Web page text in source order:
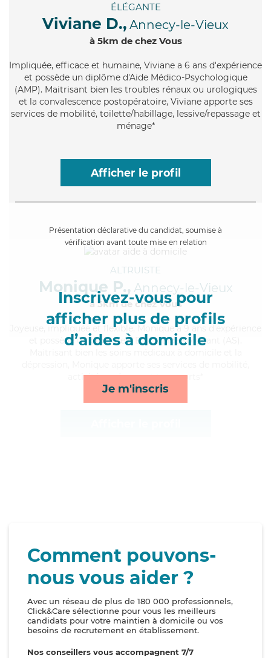
ÉLÉGANTE
Viviane D., Annecy-le-Vieux
à 5km de chez Vous
Impliquée, efficace et humaine, Viviane a 6 ans d'expérience
et possède un diplôme d'Aide Médico-Psychologique
(AMP). Maitrisant bien les troubles rénaux ou urologiques
et la convalescence postopératoire, Viviane apporte ses
services de mobilité, toilette/habillage, lessive/repassage et
ménage*
Afficher le profil
Présentation déclarative du candidat, soumise à
vérification avant toute mise en relation
Inscrivez-vous pour
afficher plus de profils
d’aides à domicile
Je m'inscris
ALTRUISTE
Monique P., Annecy-le-Vieux
à 5km de chez Vous
, impliquée et flexible, Monique a 9 ans d'expérience
et possède un diplôme d'Etat d'aide-soignant (AS).
activités, ménage et transports*
Comment pouvons-
nous vous aider ?
Avec un réseau de plus de 180 000 professionnels,
Click&Care sélectionne pour vous les meilleurs
candidats pour votre maintien à domicile ou vos
besoins de recrutement en établissement.
Nos conseillers vous accompagnent 7/7